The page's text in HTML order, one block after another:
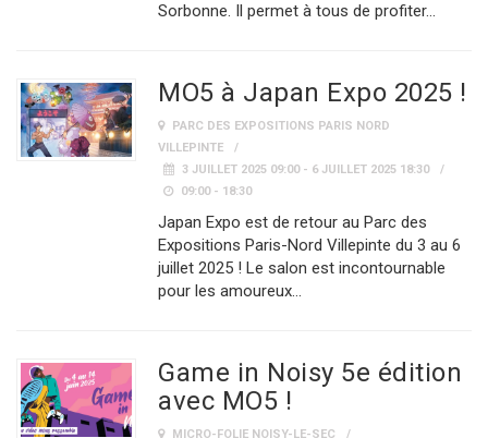
Sorbonne. Il permet à tous de profiter…
MO5 à Japan Expo 2025 !
PARC DES EXPOSITIONS PARIS NORD
VILLEPINTE
3 JUILLET 2025 09:00 - 6 JUILLET 2025 18:30
09:00 - 18:30
Japan Expo est de retour au Parc des
Expositions Paris-Nord Villepinte du 3 au 6
juillet 2025 ! Le salon est incontournable
pour les amoureux…
Game in Noisy 5e édition
avec MO5 !
MICRO-FOLIE NOISY-LE-SEC